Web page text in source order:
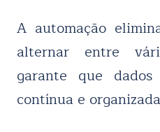
A automação
alternar entre
garante que
contínua e